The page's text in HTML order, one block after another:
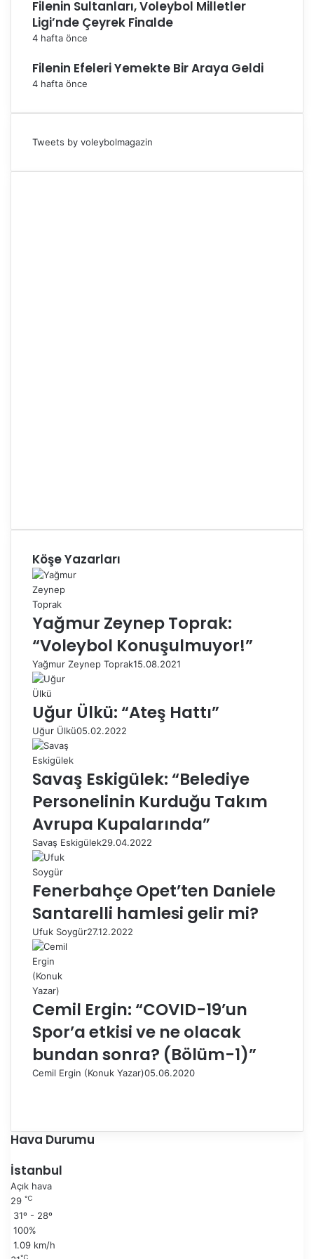
i
s
Filenin Sultanları, Voleybol Milletler
Ligi’nde Çeyrek Finalde
4 hafta önce
Filenin Efeleri Yemekte Bir Araya Geldi
4 hafta önce
Tweets by voleybolmagazin
Köşe Yazarları
Yağmur Zeynep Toprak:
“Voleybol Konuşulmuyor!”
Yağmur Zeynep Toprak15.08.2021
Uğur Ülkü: “Ateş Hattı”
Uğur Ülkü05.02.2022
Savaş Eskigülek: “Belediye
Personelinin Kurduğu Takım
Avrupa Kupalarında”
Savaş Eskigülek29.04.2022
Fenerbahçe Opet’ten Daniele
Santarelli hamlesi gelir mi?
Ufuk Soygür27.12.2022
Cemil Ergin: “COVID-19’un
Spor’a etkisi ve ne olacak
bundan sonra? (Bölüm-1)”
Cemil Ergin (Konuk Yazar)05.06.2020
e
k
s
a
a
n
k
i
y
f
Hava Durumu
İstanbul
Açık hava
29 ℃
31º - 28º
100%
1.09 km/h
℃